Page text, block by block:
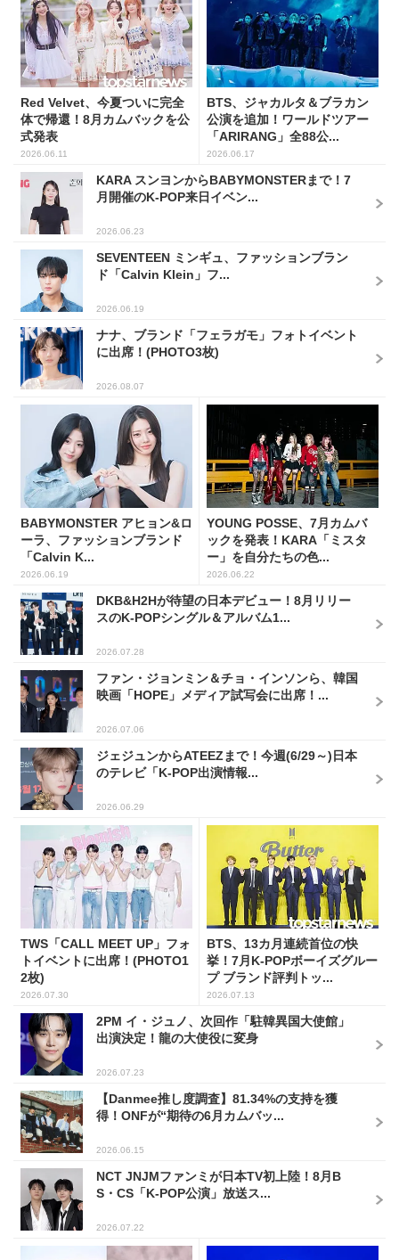
Red Velvet、今夏ついに完全
体で帰還！8月カムバックを公
式発表
2026.06.11
BTS、ジャカルタ＆ブラカン
公演を追加！ワールドツアー
「ARIRANG」全88公...
2026.06.17
KARA スンヨンからBABYMONSTERまで！7
月開催のK-POP来日イベン...
2026.06.23
SEVENTEEN ミンギュ、ファッションブラン
ド「Calvin Klein」フ...
2026.06.19
ナナ、ブランド「フェラガモ」フォトイベント
に出席！(PHOTO3枚)
2026.08.07
BABYMONSTER アヒョン&ロ
ーラ、ファッションブランド
「Calvin K...
2026.06.19
YOUNG POSSE、7月カムバ
ックを発表！KARA「ミスタ
ー」を自分たちの色...
2026.06.22
DKB&H2Hが待望の日本デビュー！8月リリー
スのK-POPシングル＆アルバム1...
2026.07.28
ファン・ジョンミン＆チョ・インソンら、韓国
映画「HOPE」メディア試写会に出席！...
2026.07.06
ジェジュンからATEEZまで！今週(6/29～)日本
のテレビ「K-POP出演情報...
2026.06.29
TWS「CALL MEET UP」フォ
トイベントに出席！(PHOTO1
2枚)
2026.07.30
BTS、13カ月連続首位の快
挙！7月K-POPボーイズグルー
プ ブランド評判トッ...
2026.07.13
2PM イ・ジュノ、次回作「駐韓異国大使館」
出演決定！龍の大使役に変身
2026.07.23
【Danmee推し度調査】81.34%の支持を獲
得！ONFが“期待の6月カムバッ...
2026.06.15
NCT JNJMファンミが日本TV初上陸！8月B
S・CS「K-POP公演」放送ス...
2026.07.22